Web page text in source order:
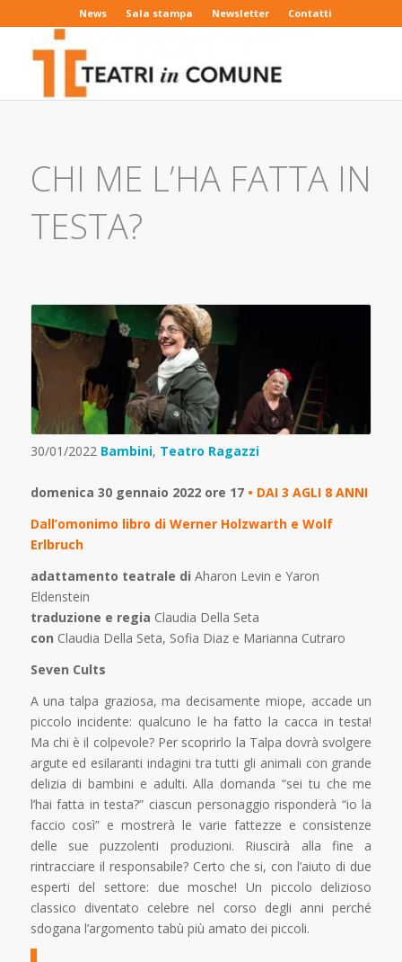
News Sala stampa Newsletter Contatti
CHI ME L’HA FATTA IN
TESTA?
30/01/2022 Bambini, Teatro Ragazzi
domenica 30 gennaio 2022 ore 17 • DAI 3 AGLI 8 ANNI
Dall’omonimo libro di Werner Holzwarth e Wolf
Erlbruch
adattamento teatrale di Aharon Levin e Yaron
Eldenstein
traduzione e regia Claudia Della Seta
con Claudia Della Seta, Sofia Diaz e Marianna Cutraro
Seven Cults
A una talpa graziosa, ma decisamente miope, accade un
piccolo incidente: qualcuno le ha fatto la cacca in testa!
Ma chi è il colpevole? Per scoprirlo la Talpa dovrà svolgere
argute ed esilaranti indagini tra tutti gli animali con grande
delizia di bambini e adulti. Alla domanda “sei tu che me
l’hai fatta in testa?” ciascun personaggio risponderà “io la
faccio così” e mostrerà le varie fattezze e consistenze
delle sue puzzolenti produzioni. Riuscirà alla fine a
rintracciare il responsabile? Certo che si, con l’aiuto di due
esperti del settore: due mosche! Un piccolo delizioso
classico diventato celebre nel corso degli anni perché
sdogana l’argomento tabù più amato dei piccoli.